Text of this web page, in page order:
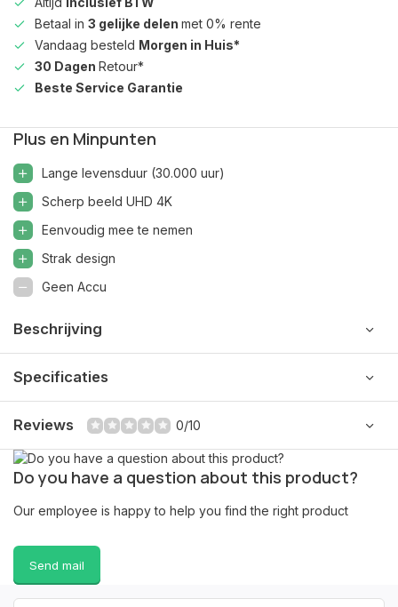
Betaal in 3 gelijke delen met 0% rente
Vandaag besteld Morgen in Huis*
30 Dagen Retour*
Beste Service Garantie
Plus en Minpunten
Lange levensduur (30.000 uur)
Scherp beeld UHD 4K
Eenvoudig mee te nemen
Strak design
Geen Accu
Beschrijving
Specificaties
Reviews 0/10
Do you have a question about this product?
Our employee is happy to help you find the right product
Send mail